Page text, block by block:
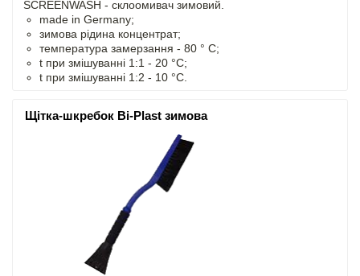
SCREENWASH - cклоомивач зимовий.
made in Germany;
зимова рідина концентрат;
температура замерзання - 80 ° C;
t при змішуванні 1:1 - 20 °C;
t при змішуванні 1:2 - 10 °C.
Щітка-шкребок Bi-Plast зимова